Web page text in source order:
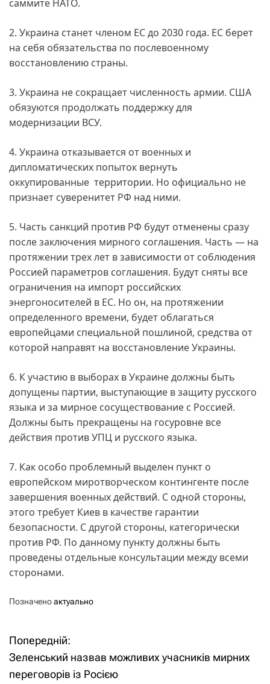
саммите НАТО.
2. Украина станет членом ЕС до 2030 года. ЕС берет
на себя обязательства по послевоенному
восстановлению страны.
3. Украина не сокращает численность армии. США
обязуются продолжать поддержку для
модернизации ВСУ.
4. Украина отказывается от военных и
дипломатических попыток вернуть
оккупированные территории. Но официально не
признает суверенитет РФ над ними.
5. Часть санкций против РФ будут отменены сразу
после заключения мирного соглашения. Часть — на
протяжении трех лет в зависимости от соблюдения
Россией параметров соглашения. Будут сняты все
ограничения на импорт российских
энергоносителей в ЕС. Но он, на протяжении
определенного времени, будет облагаться
европейцами специальной пошлиной, средства от
которой направят на восстановление Украины.
6. К участию в выборах в Украине должны быть
допущены партии, выступающие в защиту русского
языка и за мирное сосуществование с Россией.
Должны быть прекращены на госуровне все
действия против УПЦ и русского языка.
7. Как особо проблемный выделен пункт о
европейском миротворческом контингенте после
завершения военных действий. С одной стороны,
этого требует Киев в качестве гарантии
безопасности. С другой стороны, категорически
против РФ. По данному пункту должны быть
проведены отдельные консультации между всеми
сторонами.
Позначеноактуально
Н
а
Попередній:
Зеленський назвав можливих учасників мирних
переговорів із Росією